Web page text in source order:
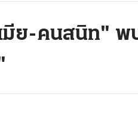
ย-คนสนิท" พ